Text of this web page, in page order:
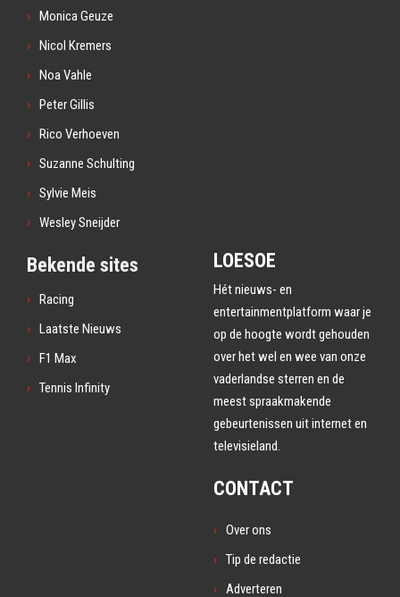
Monica Geuze
Nicol Kremers
Noa Vahle
Peter Gillis
Rico Verhoeven
Suzanne Schulting
Sylvie Meis
Wesley Sneijder
Bekende sites
Racing
Laatste Nieuws
F1 Max
Tennis Infinity
LOESOE
Hét nieuws- en
entertainmentplatform waar je
op de hoogte wordt gehouden
over het wel en wee van onze
vaderlandse sterren en de
meest spraakmakende
gebeurtenissen uit internet en
televisieland.
CONTACT
Over ons
Tip de redactie
Adverteren